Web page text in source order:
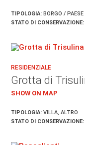
TIPOLOGIA: BORGO / PAESE
STATO DI CONSERVAZIONE:
RESIDENZIALE
Grotta di
SHOW ON MAP
TIPOLOGIA: VILLA, ALTRO
STATO DI CONSERVAZIONE: